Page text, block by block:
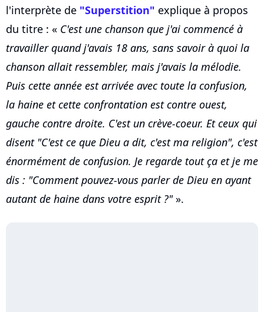
l'interprète de "Superstition" explique à propos
du titre : « C'est une chanson que j'ai commencé à
travailler quand j'avais 18 ans, sans savoir à quoi la
chanson allait ressembler, mais j'avais la mélodie.
Puis cette année est arrivée avec toute la confusion,
la haine et cette confrontation est contre ouest,
gauche contre droite. C'est un crève-coeur. Et ceux qui
disent "C'est ce que Dieu a dit, c'est ma religion", c'est
énormément de confusion. Je regarde tout ça et je me
dis : "Comment pouvez-vous parler de Dieu en ayant
autant de haine dans votre esprit ?"».